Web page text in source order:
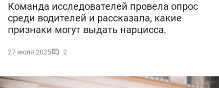
Команда исследователей провела опрос
среди водителей и рассказала, какие
признаки могут выдать нарцисса.
27 июля 2025 2